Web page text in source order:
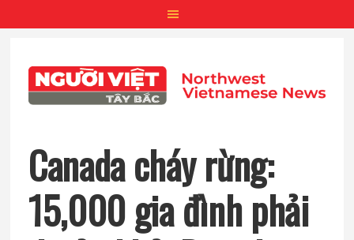
main
content
primary
sidebar
footer
Canada cháy rừng:
15,000 gia đình phải